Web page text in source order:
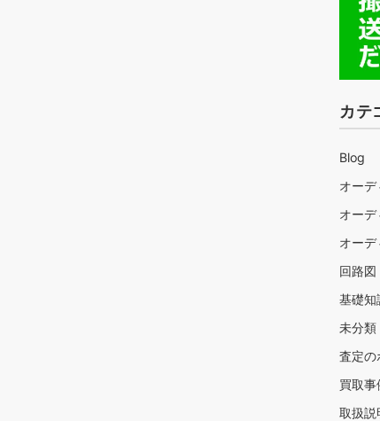
カテ
Blog
オーデ
オーデ
オーデ
回路図
基礎知
未分類
査定の
買取事
取扱説